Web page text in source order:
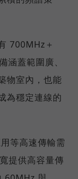
700MHz＋
涵蓋範圍廣、
物室內，也能
為穩定連線的
等高速傳輸需
提供高容量傳